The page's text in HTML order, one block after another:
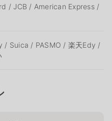
/ JCB / American Express /
/ Suica / PASMO / 楽天Edy /